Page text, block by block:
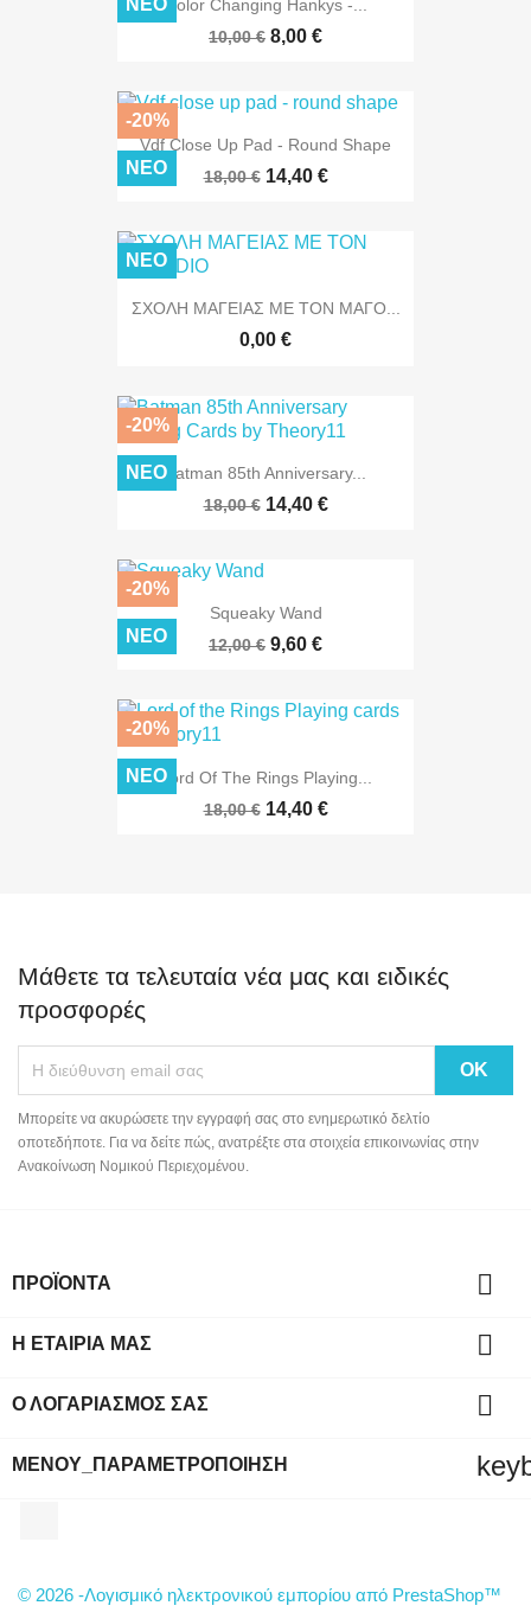
Color Changing Hankys -...
10,00 € 8,00 €
Vdf Close Up Pad - Round Shape
18,00 € 14,40 €
-20%
ΝΈΟ
ΣΧΟΛΗ ΜΑΓΕΙΑΣ ΜΕ ΤΟΝ ΜΑΓΟ...
0,00 €
ΜΌΝΟ ONLINE!
ΝΈΟ
Batman 85th Anniversary...
18,00 € 14,40 €
-20%
ΝΈΟ
Squeaky Wand
12,00 € 9,60 €
-20%
ΝΈΟ
Lord Of The Rings Playing...
18,00 € 14,40 €
-20%
ΝΈΟ
Μάθετε τα τελευταία νέα μας και ειδικές
προσφορές
Μπορείτε να ακυρώσετε την εγγραφή σας στο ενημερωτικό δελτίο
οποτεδήποτε. Για να δείτε πώς, ανατρέξτε στα στοιχεία επικοινωνίας στην
Ανακοίνωση Νομικού Περιεχομένου.
ΠΡΟΪΌΝΤΑ 
Η ΕΤΑΙΡΊΑ ΜΑΣ 
Ο ΛΟΓΑΡΙΑΣΜΌΣ ΣΑΣ 
ΜΕΝΟΎ_ΠΑΡΑΜΕΤΡΟΠΟΊΗΣΗ
© 2026 -Λογισμικό ηλεκτρονικού εμπορίου από PrestaShop™